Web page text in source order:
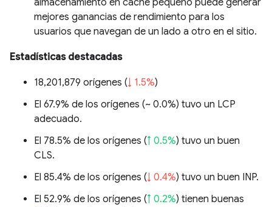
almacenamiento en caché pequeño puede generar
mejores ganancias de rendimiento para los
usuarios que navegan de un lado a otro en el sitio.
Estadísticas destacadas
18,201,879 orígenes (↓ 1.5%)
El 67.9% de los orígenes (~ 0.0%) tuvo un LCP
adecuado.
El 78.5% de los orígenes (↑ 0.5%) tuvo un buen
CLS.
El 85.4% de los orígenes (↓ 0.4%) tuvo un buen INP.
El 52.9% de los orígenes (↑ 0.2%) tienen buenas